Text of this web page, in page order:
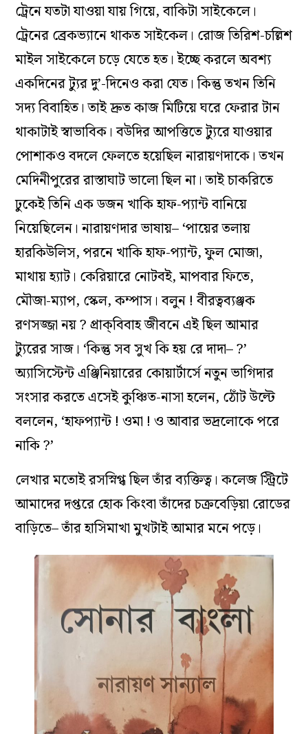
ট্রেনে যতটা যাওয়া যায় গিয়ে, বাকিটা সাইকেলে।
ট্রেনের ব্রেকভ্যানে থাকত সাইকেল। রোজ তিরিশ-চল্লিশ
মাইল সাইকেলে চড়ে যেতে হত। ইচ্ছে করলে অবশ্য
একদিনের ট্যুর দু’-দিনেও করা যেত। কিন্তু তখন তিনি
সদ্য বিবাহিত। তাই দ্রুত কাজ মিটিয়ে ঘরে ফেরার টান
থাকাটাই স্বাভাবিক। বউদির আপত্তিতে ট্যুরে যাওয়ার
পোশাকও বদলে ফেলতে হয়েছিল নারায়ণদাকে। তখন
মেদিনীপুরের রাস্তাঘাট ভালো ছিল না। তাই চাকরিতে
ঢুকেই তিনি এক ডজন খাকি হাফ-প্যান্ট বানিয়ে
নিয়েছিলেন। নারায়ণদার ভাষায়– ‘পায়ের তলায়
হারকিউলিস, পরনে খাকি হাফ-প্যান্ট, ফুল মোজা,
মাথায় হ্যাট। কেরিয়ারে নোটবই, মাপবার ফিতে,
মৌজা-ম্যাপ, স্কেল, কম্পাস। বলুন ! বীরত্বব্যঞ্জক
রণসজ্জা নয় ? প্রাক্‌বিবাহ জীবনে এই ছিল আমার
ট্যুরের সাজ। ‘কিন্তু সব সুখ কি হয় রে দাদা– ?’
অ্যাসিস্টেন্ট এঞ্জিনিয়ারের কোয়ার্টার্সে নতুন ভাগিদার
সংসার করতে এসেই কুঞ্চিত-নাসা হলেন, ঠোঁট উল্টে
বললেন, ‘হাফপ্যান্ট ! ওমা ! ও আবার ভদ্রলোকে পরে
নাকি ?’
লেখার মতোই রসস্নিগ্ধ ছিল তাঁর ব্যক্তিত্ব। কলেজ স্ট্রিটে
আমাদের দপ্তরে হোক কিংবা তাঁদের চক্রবেড়িয়া রোডের
বাড়িতে– তাঁর হাসিমাখা মুখটাই আমার মনে পড়ে।